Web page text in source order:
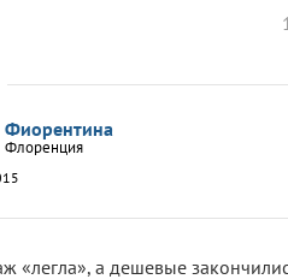
Фиорентина
Флоренция
«легла», а дешевые